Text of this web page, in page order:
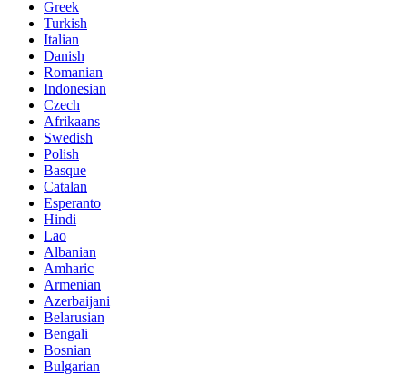
Greek
Turkish
Italian
Danish
Romanian
Indonesian
Czech
Afrikaans
Swedish
Polish
Basque
Catalan
Esperanto
Hindi
Lao
Albanian
Amharic
Armenian
Azerbaijani
Belarusian
Bengali
Bosnian
Bulgarian